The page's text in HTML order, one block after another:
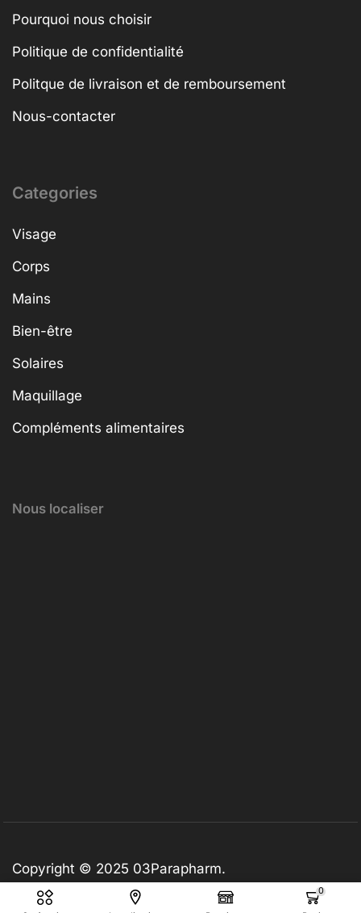
0
Pourquoi nous choisir
Politique de confidentialité
Politque de livraison et de remboursement
Nous-contacter
Categories
Visage
Corps
Mains
Bien-être
Solaires
Maquillage
Compléments alimentaires
Nous localiser
Copyright © 2025 03Parapharm.